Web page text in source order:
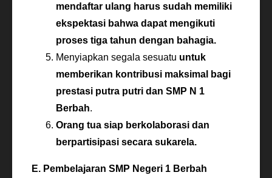
mendaftar ulang harus sudah memiliki
ekspektasi bahwa dapat mengikuti
proses tiga tahun dengan bahagia.
Menyiapkan segala sesuatu untuk
memberikan kontribusi maksimal bagi
prestasi putra putri dan SMP N 1
Berbah.
Orang tua siap berkolaborasi dan
berpartisipasi secara sukarela.
E. Pembelajaran SMP Negeri 1 Berbah